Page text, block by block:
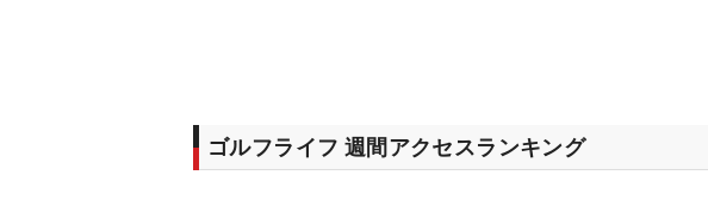
ゴルフライフ 週間アクセスランキング